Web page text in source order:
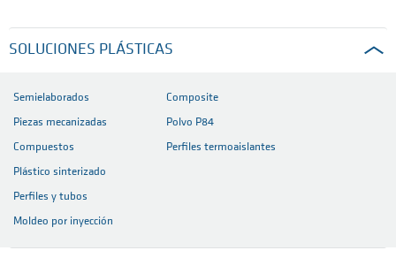
SOLUCIONES PLÁSTICAS
Semielaborados
Piezas mecanizadas
Compuestos
Plástico sinterizado
Perfiles y tubos
Moldeo por inyección
Composite
Polvo P84
Perfiles termoaislantes